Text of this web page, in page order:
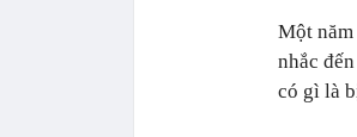
Một
nhắc
có gì là